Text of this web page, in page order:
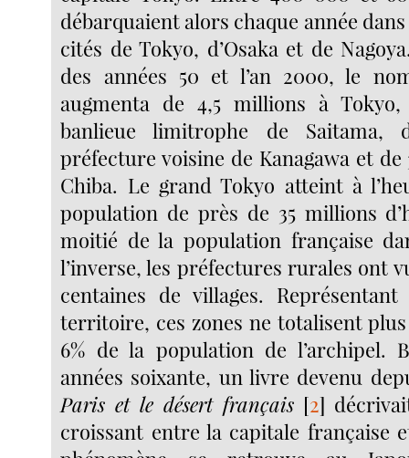
débarquaient alors chaque année
cités de Tokyo, d’Osaka et de
des années 50 et l’an 2000, le
augmenta de 4,5 millions à
banlieue limitrophe de Saitama,
préfecture voisine de Kanagawa et de
Chiba. Le grand Tokyo atteint à
population de près de 35 millions
moitié de la population française
l’inverse, les préfectures rurales ont
centaines de villages.
territoire, ces zones ne totalisent
6% de la population de l’archipel.
années soixante, un livre devenu
Paris et le désert français[2]
croissant entre la capitale française